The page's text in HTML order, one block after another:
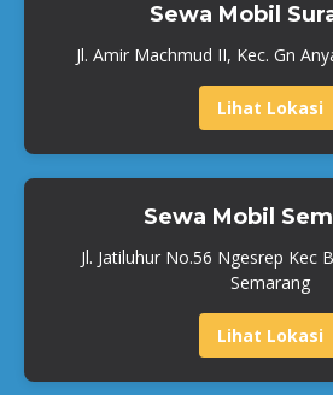
Sewa Mobil
Jl. Amir Machmud II, Kec. Gn
Lihat Lokasi
Sewa Mobil
Jl. Jatiluhur No.56 Ngesrep Kec
Semarang
Lihat Lokasi